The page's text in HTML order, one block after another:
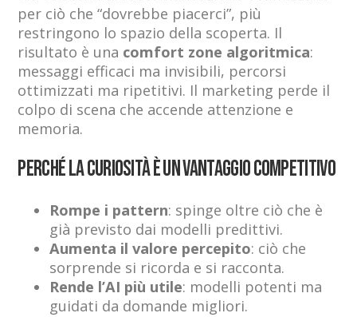
per ciò che “dovrebbe piacerci”, più
restringono lo spazio della scoperta. Il
risultato è una comfort zone algoritmica:
messaggi efficaci ma invisibili, percorsi
ottimizzati ma ripetitivi. Il marketing perde il
colpo di scena che accende attenzione e
memoria.
Perché la curiosità è un vantaggio competitivo
Rompe i pattern: spinge oltre ciò che è
già previsto dai modelli predittivi.
Aumenta il valore percepito: ciò che
sorprende si ricorda e si racconta.
Rende l’AI più utile: modelli potenti ma
guidati da domande migliori.